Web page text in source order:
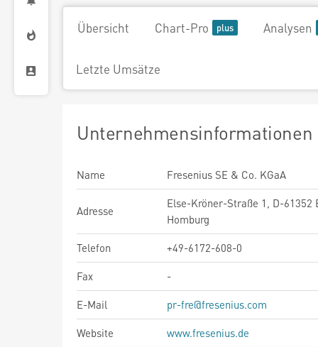
Übersicht Chart-Pro Analysen
Letzte Umsätze
Unternehmensinformationen
Name Fresenius SE & Co. KGaA
Adresse
Else-Kröner-Straße 1, D-61352
Homburg
Telefon
+49-6172-608-0
Fax
-
E-Mail
pr-fre@fresenius.com
Website
www.fresenius.de